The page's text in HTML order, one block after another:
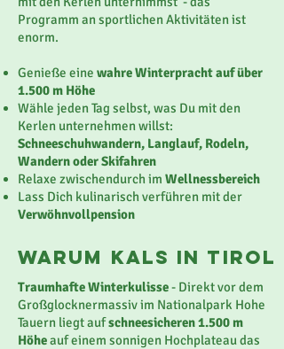
Programm an sportlichen Aktivitäten ist
enorm.
Genieße eine wahre Winterpracht auf über
1.500 m Höhe
Wähle jeden Tag selbst, was Du mit den
Kerlen unternehmen willst:
Schneeschuhwandern, Langlauf, Rodeln,
Wandern oder Skifahren
Relaxe zwischendurch im Wellnessbereich
Lass Dich kulinarisch verführen mit der
Verwöhnvollpension
Warum KALS IN TIROL
Traumhafte Winterkulisse- Direkt vor dem
Großglocknermassiv im Nationalpark Hohe
Tauern liegt aufschneesicheren 1.500 m
Höheauf einem sonnigen Hochplateau das